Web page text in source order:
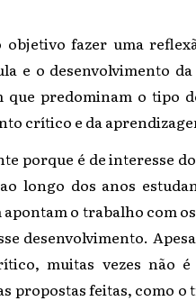
objetivo fazer uma
e o desenvolvimento
que predominam o tipo
crítico e da
porque é de interesse
longo dos anos
o trabalho com
desenvolvimento.
muitas vezes não
propostas feitas, como